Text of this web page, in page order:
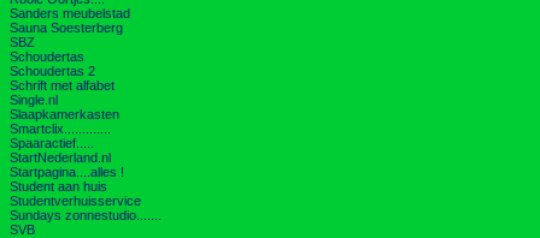
Sanders meubelstad
Sauna Soesterberg
SBZ
Schoudertas
Schoudertas 2
Schrift met alfabet
Single.nl
Slaapkamerkasten
Smartclix.............
Spaaractief.....
StartNederland.nl
Startpagina....alles !
Student aan huis
Studentverhuisservice
Sundays zonnestudio.......
SVB